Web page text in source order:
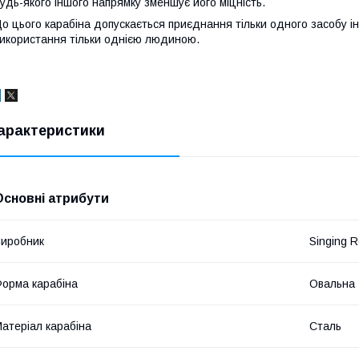
цього карабіна допускається приєднання тільки одного засобу
тільки однією людиною.
атрибути
Singing
карабіна Овальна
карабіна Сталь